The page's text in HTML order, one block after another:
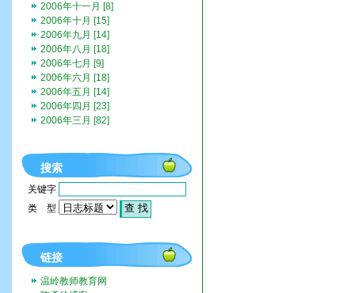
2006年十一月 [8]
2006年十月 [15]
2006年九月 [14]
2006年八月 [18]
2006年七月 [9]
2006年六月 [18]
2006年五月 [14]
2006年四月 [23]
2006年三月 [82]
搜索
关键字
类 型
链接
温岭教师教育网